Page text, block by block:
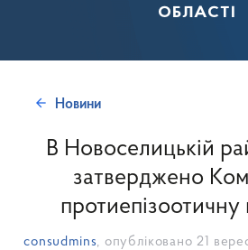
області
Новини
В Новоселицькій
затверджено
протиепізоотичну
consudmins, опубліковано 21